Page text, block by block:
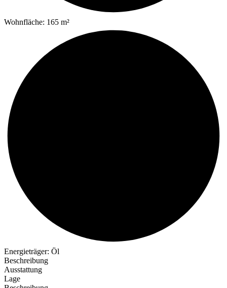
Wohnfläche: 165 m²
Energieträger: Öl
Beschreibung
Ausstattung
Lage